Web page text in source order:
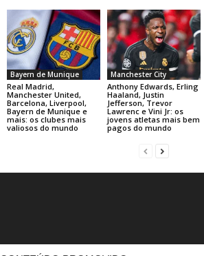
Bayern de Munique
Real Madrid,
Manchester United,
Barcelona, Liverpool,
Bayern de Munique e
mais: os clubes mais
valiosos do mundo
Manchester City
Anthony Edwards, Erling
Haaland, Justin
Jefferson, Trevor
Lawrenc e Vini Jr: os
jovens atletas mais bem
pagos do mundo